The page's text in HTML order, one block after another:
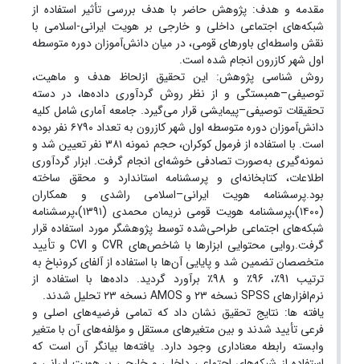
مقدمه و هدف: پژوهش حاضر با هدف بررسی تأثیر استفاده از
شبکه‌های اجتماعی داخلی و خارجی بر هویت ایرانی-اسلامی با
نقش واسطه‌ای باورهای قومی، در میان دانش‌آموزان دوره متوسطه
اول شهر کازرون انجام شده است.
روش شناسی پژوهش: این تحقیق ازلحاظ هدف و ماهیت،
توصیفی–همبستگی و از نظر روش گردآوری داده‌ها، در دسته
تحقیقات توصیفی–پیمایشی قرار می‌گیرد. جامعه آماری شامل کلیه
دانش‌آموزان دوره متوسطه اول شهر کازرون به تعداد ۶۷۹۰ نفر بوده
است. با استفاده از فرمول کوکران، حجم نمونه ۳۸۱ نفر تعیین شد و
نمونه‌گیری به‌صورت تصادفی خوشه‌ای انجام گرفت. ابزار گردآوری
اطلاعات، کتابخانه‌ای و پرسشنامه استاندارد و محقق ساخته
بود.پرسشنامه هویت ایرانی–اسلامی راشدی و همکاران
(۱۴۰۰)،پرسشنامه هویت قومی نریمان محمدی (۱۳۹۱)،پرسشنامه
شبکه‌های اجتماعی طراحی‌شده توسط پژوهشگر مورد استفاده قرار
گرفت.روایی محتوایی ابزارها با شاخص‌های CVR و CVI و تأیید
متخصصان تضمین شد و پایایی آن‌ها با استفاده از آلفای کرونباخ به
ترتیب 91٪، 96٪ و 98٪ برآورد گردید. داده‌ها با استفاده از
نرم‌افزارهای SPSS نسخه ۲۳ و AMOS نسخه ۲۳ تحلیل شدند.
یافته ها: نتایج تحقیق نشان داد که تمامی فرضیه‌های اصلی و
فرعی تأیید شدند و بین متغیرهای مستقل و مؤلفه‌های آن با متغیر
وابسته رابطه معناداری وجود دارد. یافته‌ها بیانگر آن است که